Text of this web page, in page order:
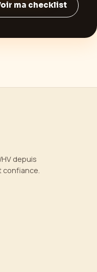
ma checklist
depuis
confiance.